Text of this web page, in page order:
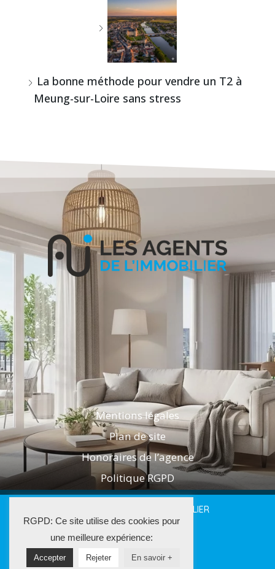
La bonne méthode pour vendre un T2 à
Meung-sur-Loire sans stress
Mentions légales
Plan de site
Honoraires de l’agence
Politique RGPD
2025 LES AGENTS DE L'IMMOBILIER
La Solution Immo
RGPD: Ce site utilise des cookies pour
une meilleure expérience:
Accepter Rejeter En savoir +